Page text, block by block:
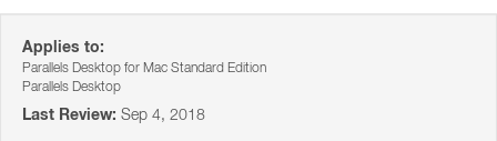
Applies to:
Parallels Desktop for Mac Standard Edition
Parallels Desktop
Last Review: Sep 4, 2018